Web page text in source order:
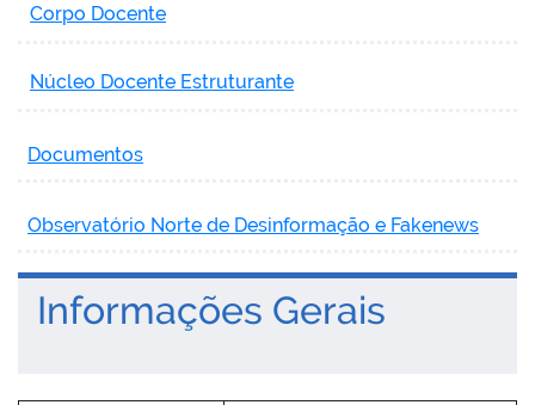
Corpo Docente
Núcleo Docente Estruturante
Documentos
Observatório Norte de Desinformação e Fakenews
Informações Gerais